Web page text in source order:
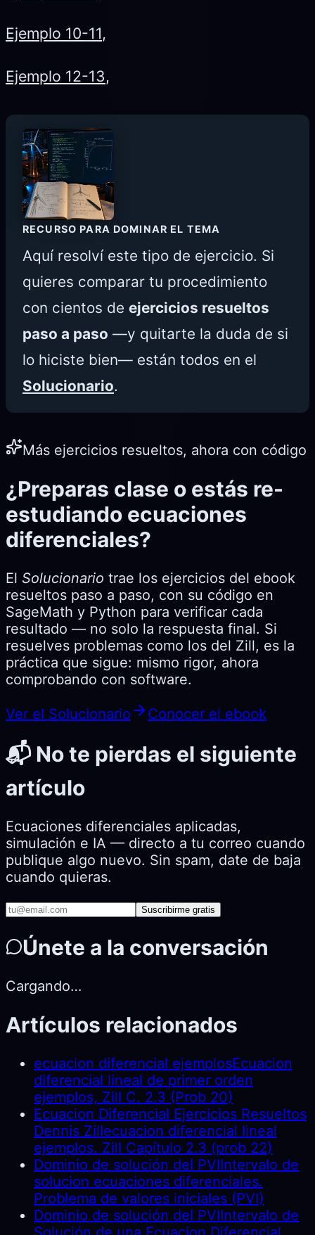
Ejemplo 10-11,
Ejemplo 12-13,
RECURSO PARA DOMINAR EL TEMA
Aquí resolví este tipo de ejercicio. Si
quieres comparar tu procedimiento
con cientos de ejercicios resueltos
paso a paso —y quitarte la duda de si
lo hiciste bien— están todos en el
Solucionario.
Más ejercicios resueltos, ahora con código
¿Preparas clase o estás re-
estudiando ecuaciones
diferenciales?
El Solucionario trae los ejercicios del ebook
resueltos paso a paso, con su código en
SageMath y Python para verificar cada
resultado — no solo la respuesta final. Si
resuelves problemas como los del Zill, es la
práctica que sigue: mismo rigor, ahora
comprobando con software.
Ver el Solucionario Conocer el ebook
📬 No te pierdas el siguiente
artículo
Ecuaciones diferenciales aplicadas,
simulación e IA — directo a tu correo cuando
publique algo nuevo. Sin spam, date de baja
cuando quieras.
Suscribirme gratis
Únete a la conversación
Cargando…
Artículos relacionados
ecuacion diferencial ejemplosEcuacion
diferencial lineal de primer orden
ejemplos, Zill C. 2.3 (Prob 20)
Ecuacion Diferencial Ejercicios Resueltos
Dennis Zillecuacion diferencial lineal
ejemplos. Zill Capítulo 2.3 (prob 22)
Dominio de solución del PVIIntervalo de
solucion ecuaciones diferenciales.
Problema de valores iniciales (PVI)
Dominio de solución del PVIIntervalo de